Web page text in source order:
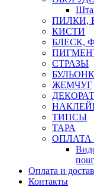
ПИЛКИ,
КИСТИ
БЛЕСК,
СТРАЗЫ
ЖЕМЧУГ
ТИПСЫ
ТАРА
ОПЛАТА
Оплата и
Контакты